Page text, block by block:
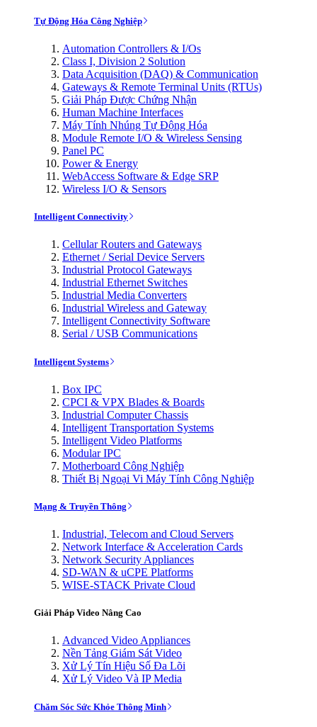
Tự Động Hóa Công Nghiệp
Automation Controllers & I/Os
Class I, Division 2 Solution
Data Acquisition (DAQ) & Communication
Gateways & Remote Terminal Units (RTUs)
Giải Pháp Được Chứng Nhận
Human Machine Interfaces
Máy Tính Nhúng Tự Động Hóa
Module Remote I/O & Wireless Sensing
Panel PC
Power & Energy
WebAccess Software & Edge SRP
Wireless I/O & Sensors
Intelligent Connectivity
Cellular Routers and Gateways
Ethernet / Serial Device Servers
Industrial Protocol Gateways
Industrial Ethernet Switches
Industrial Media Converters
Industrial Wireless and Gateway
Intelligent Connectivity Software
Serial / USB Communications
Intelligent Systems
Box IPC
CPCI & VPX Blades & Boards
Industrial Computer Chassis
Intelligent Transportation Systems
Intelligent Video Platforms
Modular IPC
Motherboard Công Nghiệp
Thiết Bị Ngoại Vi Máy Tính Công Nghiệp
Mạng & Truyền Thông
Industrial, Telecom and Cloud Servers
Network Interface & Acceleration Cards
Network Security Appliances
SD-WAN & uCPE Platforms
WISE-STACK Private Cloud
Giải Pháp Video Nâng Cao
Advanced Video Appliances
Nền Tảng Giám Sát Video
Xử Lý Tín Hiệu Số Đa Lõi
Xử Lý Video Và IP Media
Chăm Sóc Sức Khỏe Thông Minh